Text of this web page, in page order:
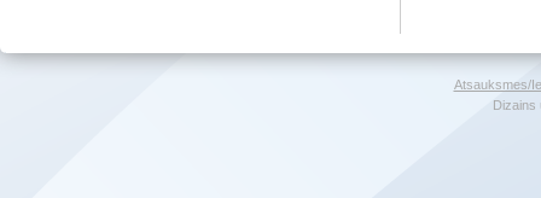
Atsauksmes/
Dizains